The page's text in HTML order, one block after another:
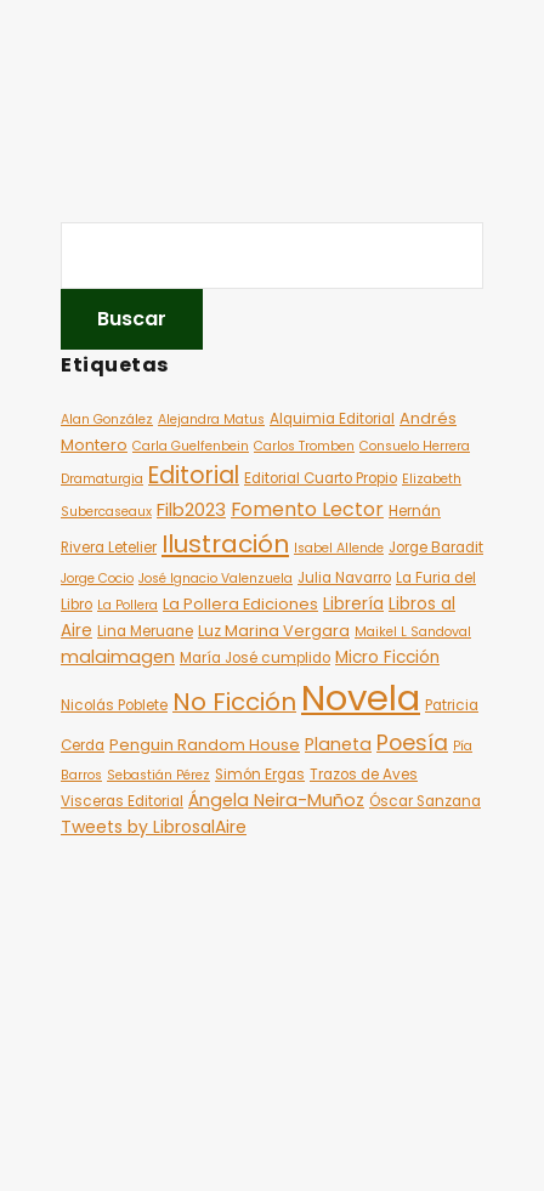
Etiquetas
Alan González Alejandra Matus Alquimia Editorial Andrés
Montero Carla Guelfenbein Carlos Tromben Consuelo Herrera
Dramaturgia Editorial Editorial Cuarto Propio Elizabeth
Subercaseaux Filb2023 Fomento Lector Hernán
Rivera Letelier Ilustración Isabel Allende Jorge Baradit
Jorge Cocio José Ignacio Valenzuela Julia Navarro La Furia del
Libro La Pollera La Pollera Ediciones Librería Libros al
Aire Lina Meruane Luz Marina Vergara Maikel L Sandoval
malaimagen María José cumplido Micro Ficción
Nicolás Poblete No Ficción Novela Patricia
Cerda Penguin Random House Planeta Poesía Pía
Barros Sebastián Pérez Simón Ergas Trazos de Aves
Visceras Editorial Ángela Neira-Muñoz Óscar Sanzana
Tweets by LibrosalAire